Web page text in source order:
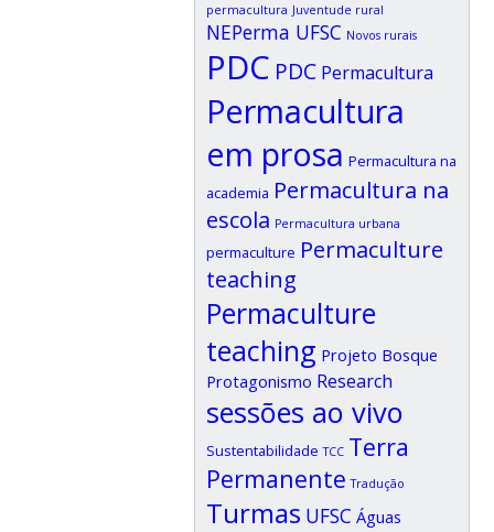
permacultura Juventude rural
NEPerma UFSC Novos rurais
PDC PDC Permacultura
Permacultura
em prosa Permacultura na
academia Permacultura na
escola Permacultura urbana
permaculture Permaculture
teaching
Permaculture
teaching Projeto Bosque
Protagonismo Research
sessões ao vivo
Sustentabilidade TCC Terra
Permanente Tradução
Turmas UFSC Águas